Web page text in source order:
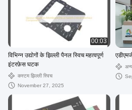
00:03
विभिन्न उद्योगों के झिल्ली पैनल स्विच महत्वपूर्ण
इंटरफ़ेस घटक
कस्टम झिल्ली स्विच
November 27, 2025